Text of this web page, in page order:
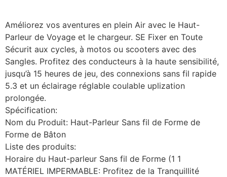
Améliorez vos aventures en plein Air avec le Haut-
Parleur de Voyage et le chargeur. SE Fixer en Toute
Sécurit aux cycles, à motos ou scooters avec des
Sangles. Profitez des conducteurs à la haute sensibilité,
jusqu’à 15 heures de jeu, des connexions sans fil rapide
5.3 et un éclairage réglable coulable uplization
prolongée.
Spécification:
Nom du Produit: Haut-Parleur Sans fil de Forme de
Forme de Bâton
Liste des produits:
Horaire du Haut-parleur Sans fil de Forme (1 1
MATÉRIEL IMPERMABLE: Profitez de la Tranquillité